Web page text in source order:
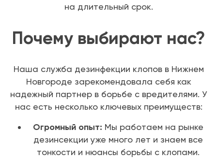
на длительный срок.
Почему выбирают нас?
Наша служба дезинфекции клопов в Нижнем
Новгороде зарекомендовала себя как
надежный партнер в борьбе с вредителями. У
нас есть несколько ключевых преимуществ:
Огромный опыт: Мы работаем на рынке
дезинсекции уже много лет и знаем все
тонкости и нюансы борьбы с клопами.